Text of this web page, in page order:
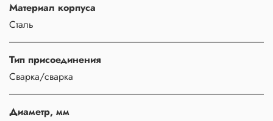
Материал корпуса
Сталь
Тип присоединения
Сварка/сварка
Диаметр, мм